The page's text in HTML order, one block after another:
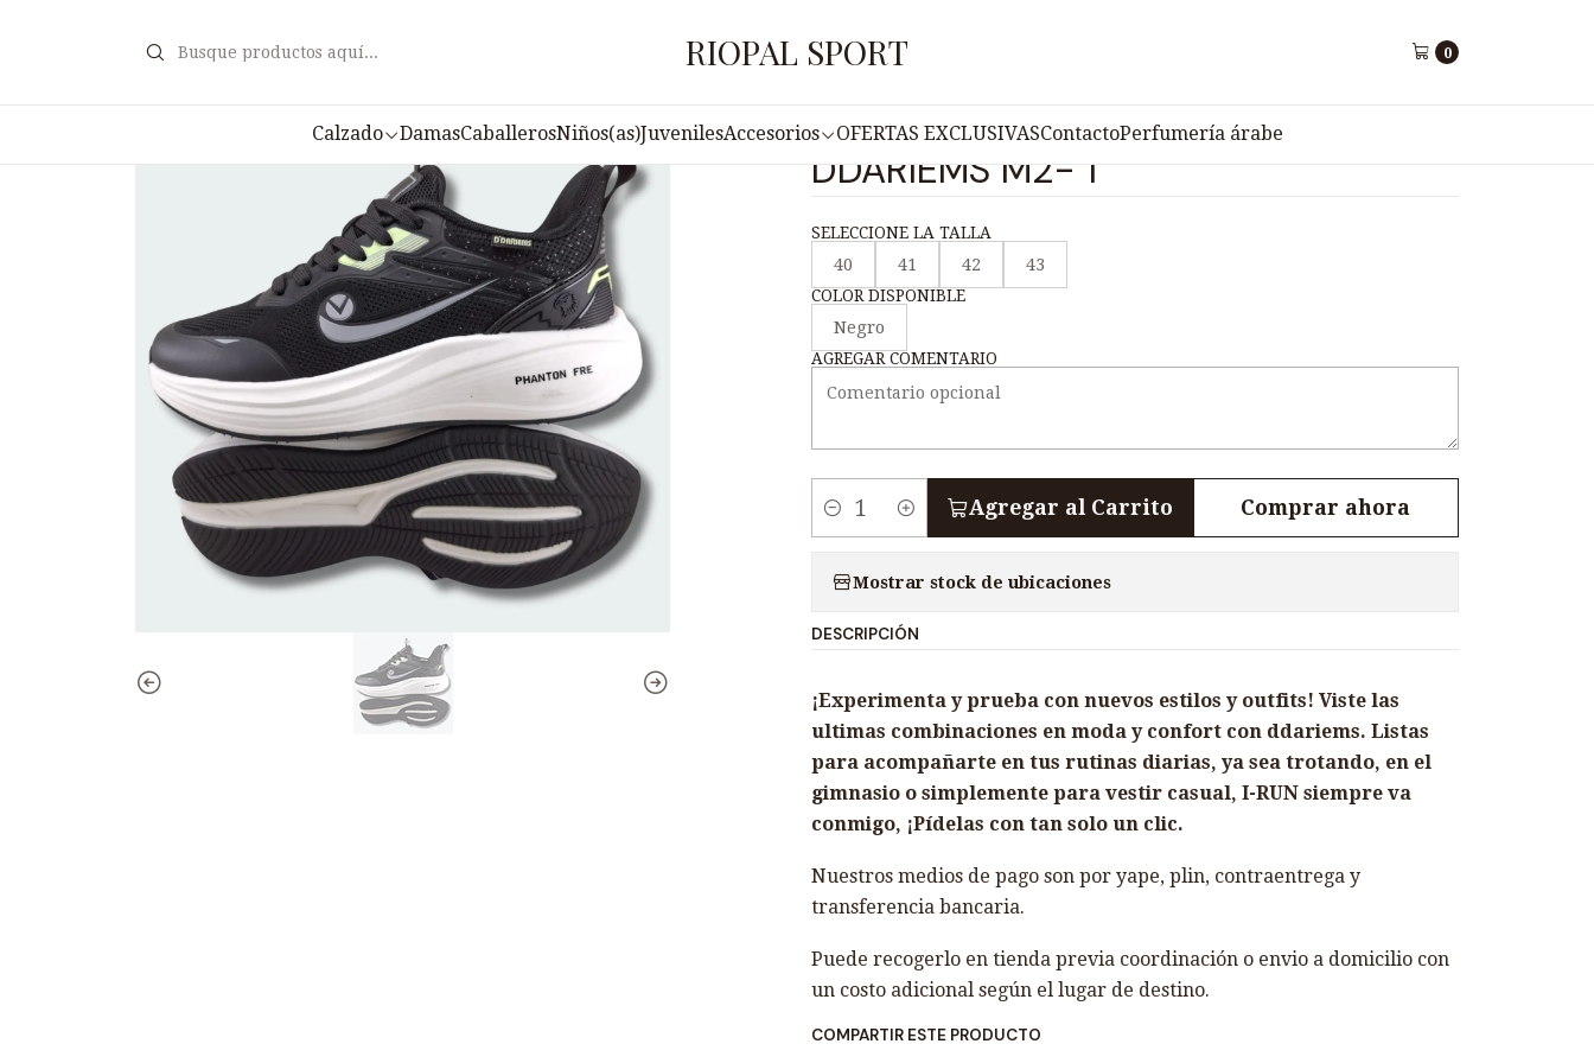
RIOPAL SPORT 0
Calzado DamasCaballerosNiños(as)JuvenilesAccesorios OFERTAS EXCLUSIVASContactoPerfumería árabe
|
Zapatilla Deportiva para Hombre
DDARIEMS M2- 1
SELECCIONE LA TALLA
40
41 42
43
COLOR DISPONIBLE
Negro
AGREGAR COMENTARIO
i
a
d
Agregar al Carrito Comprar ahora
Mostrar stock de ubicaciones
DESCRIPCIÓN
¡Experimenta y prueba con nuevos estilos y outfits! Viste las
ultimas combinaciones en moda y confort con ddariems. Listas
para acompañarte en tus rutinas diarias, ya sea trotando, en el
gimnasio o simplemente para vestir casual, I-RUN siempre va
conmigo, ¡Pídelas con tan solo un clic.
Nuestros medios de pago son por yape, plin, contraentrega y
transferencia bancaria.
Puede recogerlo en tienda previa coordinación o envio a domicilio con
un costo adicional según el lugar de destino.
COMPARTIR ESTE PRODUCTO